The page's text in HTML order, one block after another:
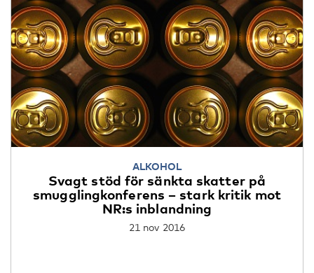
ALKOHOL
Svagt stöd för sänkta skatter på
smugglingkonferens – stark kritik mot
NR:s inblandning
21 nov 2016